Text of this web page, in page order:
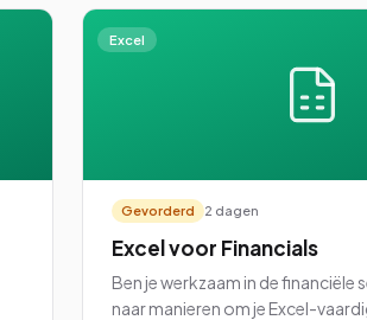
Excel
Gevorderd 2 dagen
Excel voor Financials
Ben je werkzaam in de financiële
naar manieren om je Excel-